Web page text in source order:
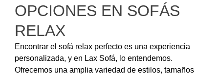
OPCIONES EN SOFÁS
RELAX
Encontrar el sofá relax perfecto es una experiencia
personalizada, y en Lax Sofá, lo entendemos.
Ofrecemos una amplia variedad de estilos, tamaños